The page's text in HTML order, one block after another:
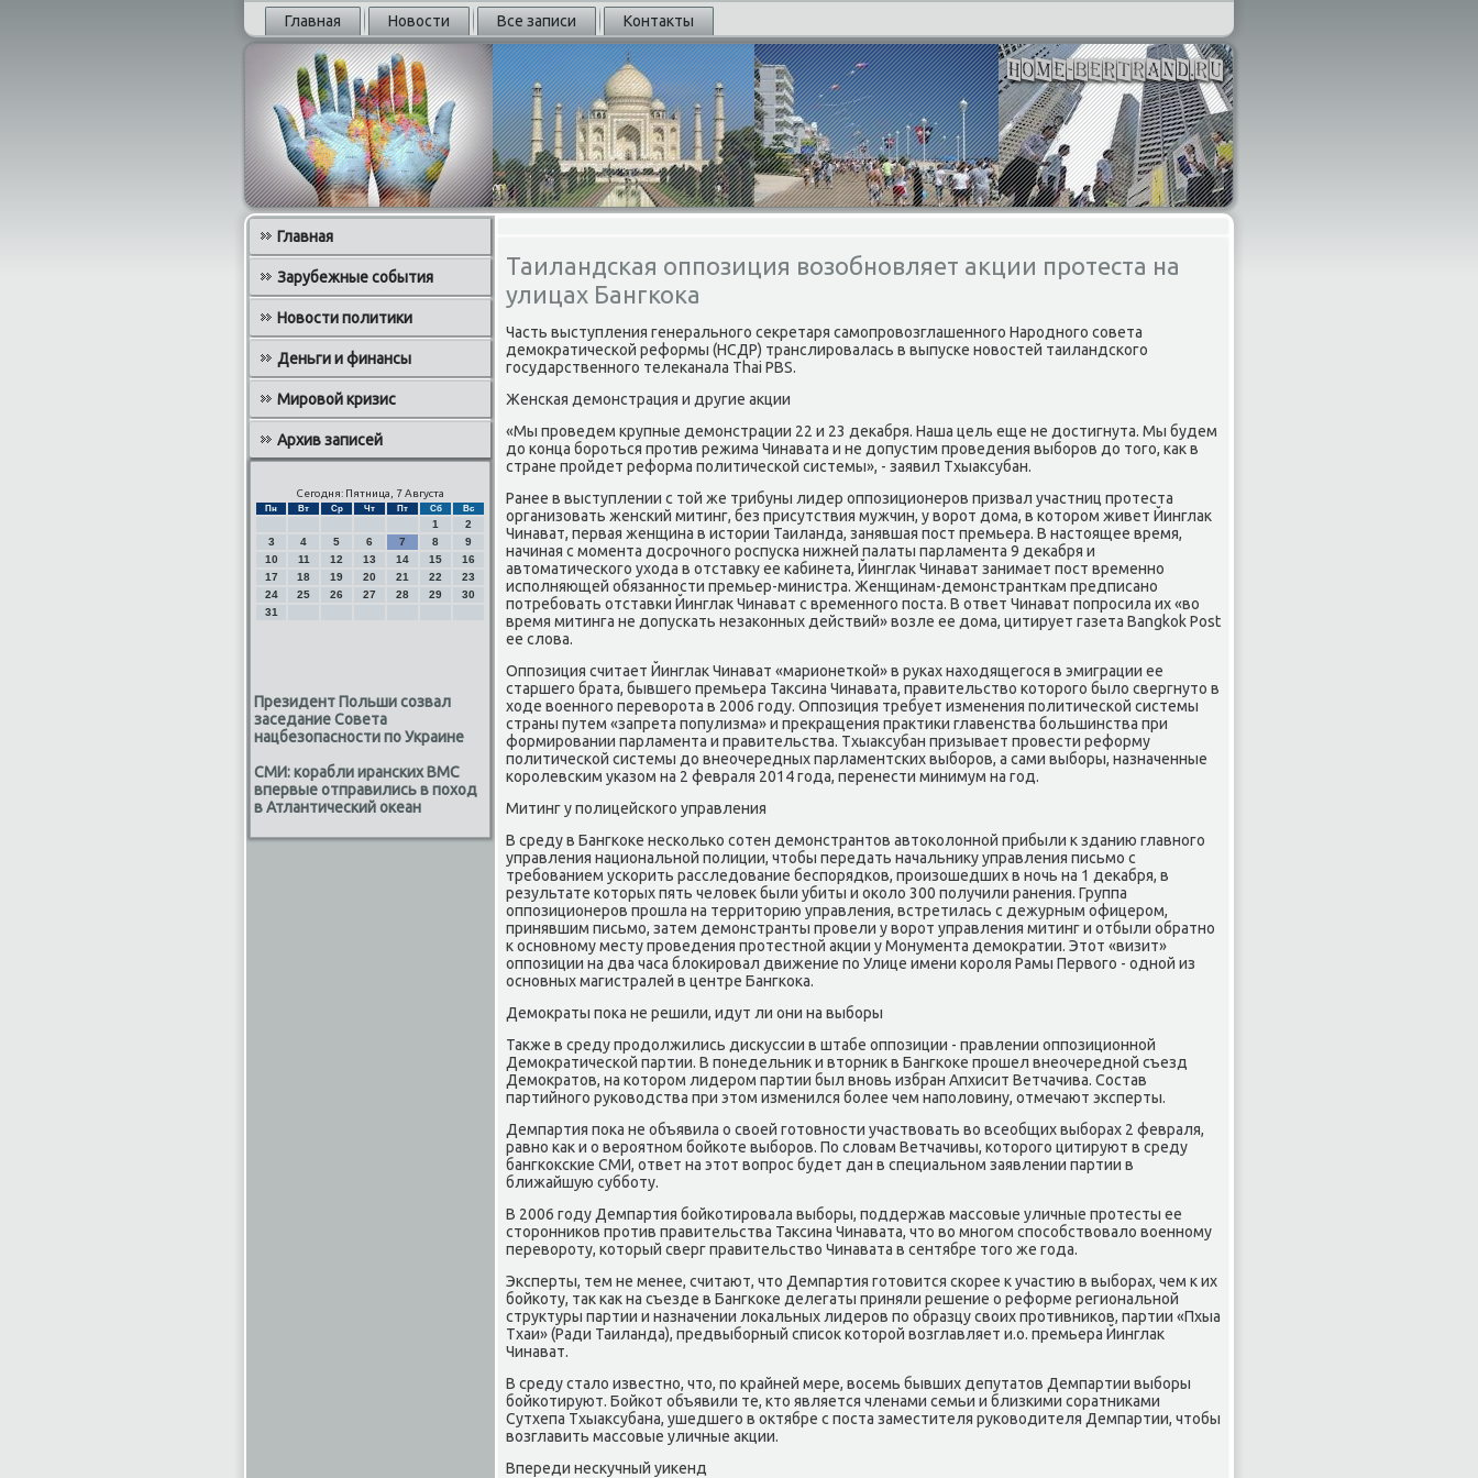
Главная Новости Все записи Контакты
Главная
Зарубежные события
Новости политики
Деньги и финансы
Мировой кризис
Архив записей
Сегодня: Пятница, 7 Августа
Пн Вт Ср Чт Пт Сб Вс
1
2
3
4 5 6 7 8
9
10
11 12 13 14 15
16
17
18 19 20 21 22
23
24
25 26 27 28 29
30
31
Президент Польши созвал
заседание Совета
нацбезопасности по Украине
СМИ: корабли иранских ВМС
впервые отправились в поход
в Атлантический океан
Таиландская оппозиция возобновляет акции протеста на
улицах Бангкока
Часть выступления генерального секретаря самопровозглашенного Народного совета
демократической реформы (НСДР) транслировалась в выпуске новостей таиландского
государственного телеканала Thai PBS.
Женская демонстрация и другие акции
«Мы проведем крупные демонстрации 22 и 23 декабря. Наша цель еще не достигнута. Мы будем
до конца бороться против режима Чинавата и не допустим проведения выборов до того, как в
стране пройдет реформа политической системы», - заявил Тхыаксубан.
Ранее в выступлении с той же трибуны лидер оппозиционеров призвал участниц протеста
организовать женский митинг, без присутствия мужчин, у ворот дома, в котором живет Йинглак
Чинават, первая женщина в истории Таиланда, занявшая пост премьера. В настоящее время,
начиная с момента досрочного роспуска нижней палаты парламента 9 декабря и
автоматического ухода в отставку ее кабинета, Йинглак Чинават занимает пост временно
исполняющей обязанности премьер-министра. Женщинам-демонстранткам предписано
потребовать отставки Йинглак Чинават с временного поста. В ответ Чинават попросила их «во
время митинга не допускать незаконных действий» возле ее дома, цитирует газета Bangkok Post
ее слова.
Оппозиция считает Йинглак Чинават «марионеткой» в руках находящегося в эмиграции ее
старшего брата, бывшего премьера Таксина Чинавата, правительство которого было свергнуто в
ходе военного переворота в 2006 году. Оппозиция требует изменения политической системы
страны путем «запрета популизма» и прекращения практики главенства большинства при
формировании парламента и правительства. Тхыаксубан призывает провести реформу
политической системы до внеочередных парламентских выборов, а сами выборы, назначенные
королевским указом на 2 февраля 2014 года, перенести минимум на год.
Митинг у полицейского управления
В среду в Бангкоке несколько сотен демонстрантов автоколонной прибыли к зданию главного
управления национальной полиции, чтобы передать начальнику управления письмо с
требованием ускорить расследование беспорядков, произошедших в ночь на 1 декабря, в
результате которых пять человек были убиты и около 300 получили ранения. Группа
оппозиционеров прошла на территорию управления, встретилась с дежурным офицером,
принявшим письмо, затем демонстранты провели у ворот управления митинг и отбыли обратно
к основному месту проведения протестной акции у Монумента демократии. Этот «визит»
оппозиции на два часа блокировал движение по Улице имени короля Рамы Первого - одной из
основных магистралей в центре Бангкока.
Демократы пока не решили, идут ли они на выборы
Также в среду продолжились дискуссии в штабе оппозиции - правлении оппозиционной
Демократической партии. В понедельник и вторник в Бангкоке прошел внеочередной съезд
Демократов, на котором лидером партии был вновь избран Апхисит Ветчачива. Состав
партийного руководства при этом изменился более чем наполовину, отмечают эксперты.
Демпартия пока не объявила о своей готовности участвовать во всеобщих выборах 2 февраля,
равно как и о вероятном бойкоте выборов. По словам Ветчачивы, которого цитируют в среду
бангкокские СМИ, ответ на этот вопрос будет дан в специальном заявлении партии в
ближайшую субботу.
В 2006 году Демпартия бойкотировала выборы, поддержав массовые уличные протесты ее
сторонников против правительства Таксина Чинавата, что во многом способствовало военному
перевороту, который сверг правительство Чинавата в сентябре того же года.
Эксперты, тем не менее, считают, что Демпартия готовится скорее к участию в выборах, чем к их
бойкоту, так как на съезде в Бангкоке делегаты приняли решение о реформе региональной
структуры партии и назначении локальных лидеров по образцу своих противников, партии «Пхыа
Тхаи» (Ради Таиланда), предвыборный список которой возглавляет и.о. премьера Йинглак
Чинават.
В среду стало известно, что, по крайней мере, восемь бывших депутатов Демпартии выборы
бойкотируют. Бойкот объявили те, кто является членами семьи и близкими соратниками
Сутхепа Тхыаксубана, ушедшего в октябре с поста заместителя руководителя Демпартии, чтобы
возглавить массовые уличные акции.
Впереди нескучный уикенд